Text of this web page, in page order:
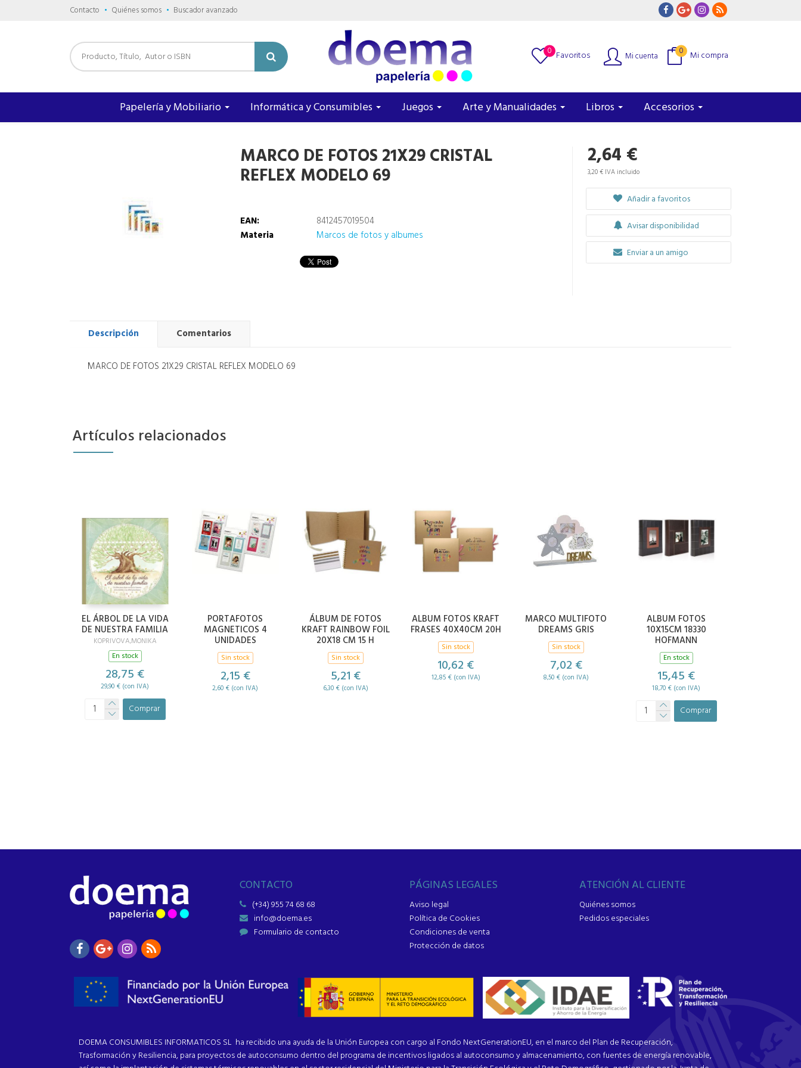
Contacto Quiénes somos Buscador avanzado
Favoritos
0 Mi cuenta Mi compra
0
Papelería y Mobiliario Informática y Consumibles Juegos Arte y Manualidades Libros Accesorios
MARCO DE FOTOS 21X29 CRISTAL
REFLEX MODELO 69
EAN:
8412457019504
Materia
Marcos de fotos y albumes
2,64 €
3,20 € IVA incluido
Añadir a favoritos
Avisar disponibilidad
Enviar a un amigo
Descripción Comentarios
MARCO DE FOTOS 21X29 CRISTAL REFLEX MODELO 69
Artículos relacionados
EL ÁRBOL DE LA VIDA
DE NUESTRA FAMILIA
KOPRIVOVA,MONIKA
En stock
28,75 €
29,90 € (con IVA)
Comprar
PORTAFOTOS
MAGNETICOS 4
UNIDADES
Sin stock
2,15 €
2,60 € (con IVA)
ÁLBUM DE FOTOS
KRAFT RAINBOW FOIL
20X18 CM 15 H
Sin stock
5,21 €
6,30 € (con IVA)
ALBUM FOTOS KRAFT
FRASES 40X40CM 20H
Sin stock
10,62 €
12,85 € (con IVA)
MARCO MULTIFOTO
DREAMS GRIS
Sin stock
7,02 €
8,50 € (con IVA)
ALBUM FOTOS
10X15CM 18330
HOFMANN
En stock
15,45 €
18,70 € (con IVA)
Comprar
CONTACTO
(+34) 955 74 68 68
info@doema.es
Formulario de contacto
PÁGINAS LEGALES
Aviso legal
Política de Cookies
Condiciones de venta
Protección de datos
ATENCIÓN AL CLIENTE
Quiénes somos
Pedidos especiales
DOEMA CONSUMIBLES INFORMATICOS SL ha recibido una ayuda de la Unión Europea con cargo al Fondo NextGenerationEU, en el marco del Plan de Recuperación,
Trasformación y Resiliencia, para proyectos de autoconsumo dentro del programa de incentivos ligados al autoconsumo y almacenamiento, con fuentes de energía renovable,